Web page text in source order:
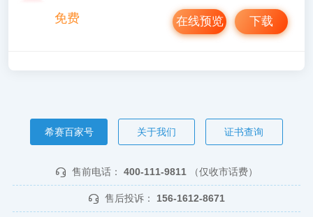
免费
下载
在线预览
希赛百家号 关于我们 证书查询
售前电话： 400-111-9811 （仅收市话费）
售后投诉： 156-1612-8671